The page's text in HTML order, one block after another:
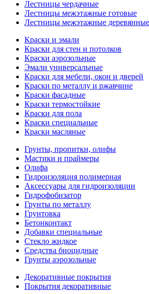
Лестницы чердачные
Лестницы межэтажные готовые
Лестницы межэтажные
Краски и эмали
Краски для стен и потолков
Краски аэрозольные
Эмали универсальные
Краски для мебели, окон и дверей
Краски по металлу и ржавчине
Краски фасадные
Краски термостойкие
Краски для пола
Краски специальные
Краски масляные
Грунты, пропитки, олифы
Мастики и праймеры
Олифа
Гидроизоляция полимерная
Аксессуары для гидроизоляции
Гидрофобизатор
Грунты по металлу
Грунтовка
Бетонконтакт
Добавки специальные
Стекло жидкое
Средства биоцидные
Грунты аэрозольные
Декоративные покрытия
Покрытия декоративные